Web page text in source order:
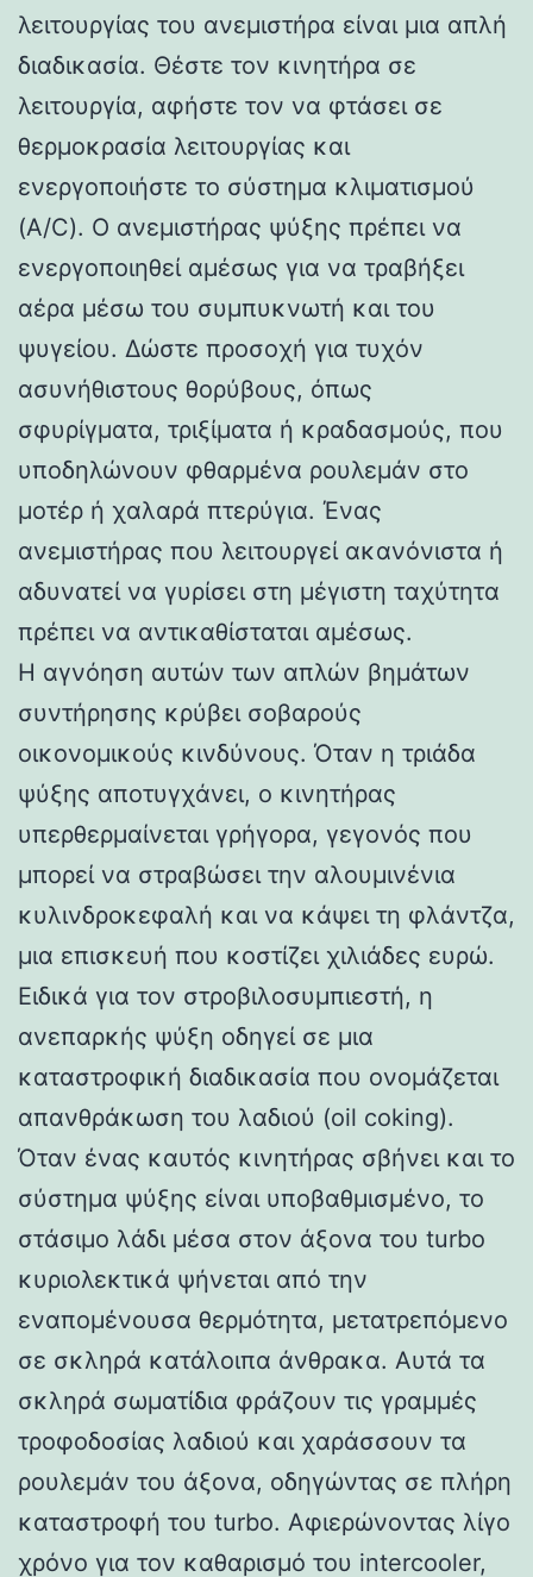
λειτουργίας του ανεμιστήρα είναι μια απλή
διαδικασία. Θέστε τον κινητήρα σε
λειτουργία, αφήστε τον να φτάσει σε
θερμοκρασία λειτουργίας και
ενεργοποιήστε το σύστημα κλιματισμού
(A/C). Ο ανεμιστήρας ψύξης πρέπει να
ενεργοποιηθεί αμέσως για να τραβήξει
αέρα μέσω του συμπυκνωτή και του
ψυγείου. Δώστε προσοχή για τυχόν
ασυνήθιστους θορύβους, όπως
σφυρίγματα, τριξίματα ή κραδασμούς, που
υποδηλώνουν φθαρμένα ρουλεμάν στο
μοτέρ ή χαλαρά πτερύγια. Ένας
ανεμιστήρας που λειτουργεί ακανόνιστα ή
αδυνατεί να γυρίσει στη μέγιστη ταχύτητα
πρέπει να αντικαθίσταται αμέσως.
Η αγνόηση αυτών των απλών βημάτων
συντήρησης κρύβει σοβαρούς
οικονομικούς κινδύνους. Όταν η τριάδα
ψύξης αποτυγχάνει, ο κινητήρας
υπερθερμαίνεται γρήγορα, γεγονός που
μπορεί να στραβώσει την αλουμινένια
κυλινδροκεφαλή και να κάψει τη φλάντζα,
μια επισκευή που κοστίζει χιλιάδες ευρώ.
Ειδικά για τον στροβιλοσυμπιεστή, η
ανεπαρκής ψύξη οδηγεί σε μια
καταστροφική διαδικασία που ονομάζεται
απανθράκωση του λαδιού (oil coking).
Όταν ένας καυτός κινητήρας σβήνει και το
σύστημα ψύξης είναι υποβαθμισμένο, το
στάσιμο λάδι μέσα στον άξονα του turbo
κυριολεκτικά ψήνεται από την
εναπομένουσα θερμότητα, μετατρεπόμενο
σε σκληρά κατάλοιπα άνθρακα. Αυτά τα
σκληρά σωματίδια φράζουν τις γραμμές
τροφοδοσίας λαδιού και χαράσσουν τα
ρουλεμάν του άξονα, οδηγώντας σε πλήρη
καταστροφή του turbo. Αφιερώνοντας λίγο
χρόνο για τον καθαρισμό του intercooler,